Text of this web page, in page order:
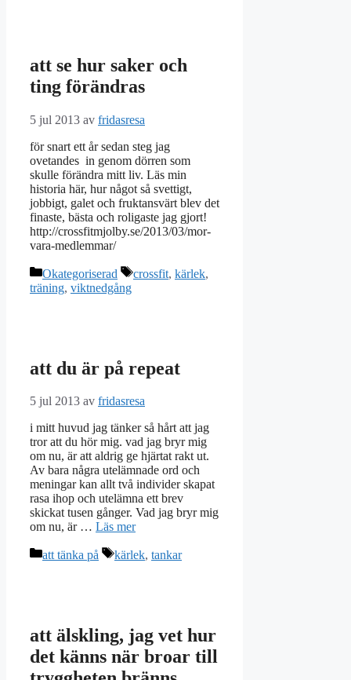
att se hur saker och
ting förändras
5 jul 2013 av fridasresa
för snart ett år sedan steg jag
ovetandes in genom dörren som
skulle förändra mitt liv. Läs min
historia här, hur något så svettigt,
jobbigt, galet och fruktansvärt blev det
finaste, bästa och roligaste jag gjort!
http://crossfitmjolby.se/2013/03/mor-
vara-medlemmar/
Kategorier
Okategoriserad Etiketter
crossfit, kärlek,
träning, viktnedgång
att du är på repeat
5 jul 2013 av fridasresa
i mitt huvud jag tänker så hårt att jag
tror att du hör mig. vad jag bryr mig
om nu, är att aldrig ge hjärtat rakt ut.
Av bara några utelämnade ord och
meningar kan allt två individer skapat
rasa ihop och utelämna ett brev
skickat tusen gånger. Vad jag bryr mig
om nu, är … Läs mer
Kategorier
att tänka på Etiketter
kärlek, tankar
att älskling, jag vet hur
det känns när broar till